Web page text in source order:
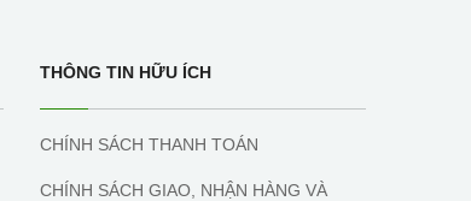
THÔNG TIN HỮU ÍCH
CHÍNH SÁCH THANH TOÁN
CHÍNH SÁCH GIAO, NHẬN HÀNG VÀ